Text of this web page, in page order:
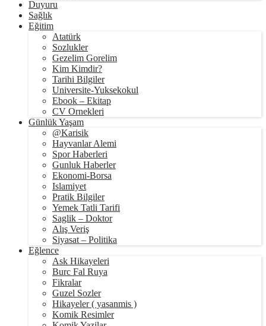
Duyuru
Sağlık
Eğitim
Atatürk
Sozlukler
Gezelim Gorelim
Kim Kimdir?
Tarihi Bilgiler
Universite-Yuksekokul
Ebook – Ekitap
CV Ornekleri
Günlük Yaşam
@Karisik
Hayvanlar Alemi
Spor Haberleri
Gunluk Haberler
Ekonomi-Borsa
Islamiyet
Pratik Bilgiler
Yemek Tatli Tarifi
Saglik – Doktor
Alış Veriş
Siyasat – Politika
Eğlence
Ask Hikayeleri
Burc Fal Ruya
Fikralar
Guzel Sozler
Hikayeler ( yasanmis )
Komik Resimler